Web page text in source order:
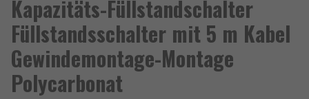
Kapazitäts-Füllstandschalter
Füllstandsschalter mit 5 m Kabel
Gewindemontage-Montage
Polycarbonat